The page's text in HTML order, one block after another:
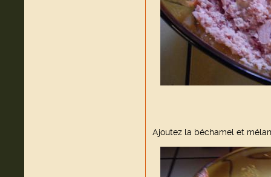
Ajoutez la béchamel et